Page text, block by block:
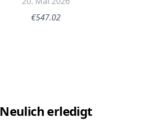
€547.02
Neulich erledigt